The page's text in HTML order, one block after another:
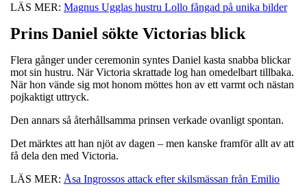
LÄS MER: Magnus Ugglas hustru Lollo fångad på unika bilder
Prins Daniel sökte Victorias blick
Flera gånger under ceremonin syntes Daniel kasta snabba blickar
mot sin hustru. När Victoria skrattade log han omedelbart tillbaka.
När hon vände sig mot honom möttes hon av ett varmt och nästan
pojkaktigt uttryck.
Den annars så återhållsamma prinsen verkade ovanligt spontan.
Det märktes att han njöt av dagen – men kanske framför allt av att
få dela den med Victoria.
LÄS MER: Åsa Ingrossos attack efter skilsmässan från Emilio